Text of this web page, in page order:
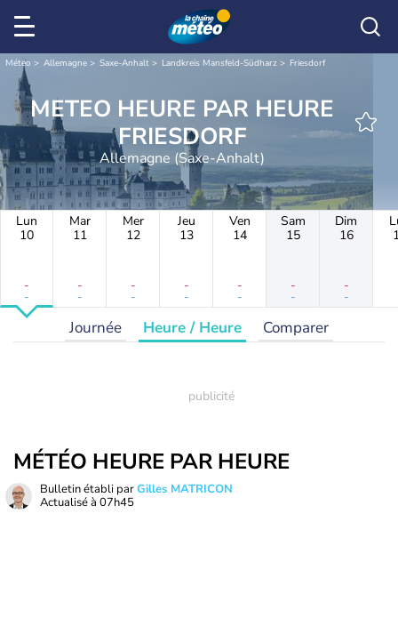
Météo Allemagne Saxe-Anhalt Landkreis Mansfeld-Südharz Friesdorf
METEO HEURE PAR HEURE
FRIESDORF
Allemagne (Saxe-Anhalt)
Lun
10
-
-
Mar
11
-
-
Mer
12
-
-
Jeu
13
-
-
Ven
14
-
-
Sam
15
-
-
Dim
16
-
-
Journée Heure / Heure Comparer
MÉTÉO HEURE PAR HEURE
Bulletin établi parGilles MATRICON
Actualisé à 07h45